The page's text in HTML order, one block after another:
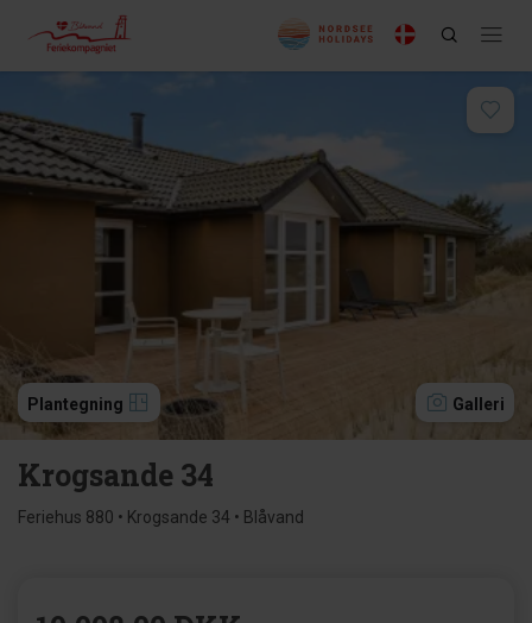
Plantegning Galleri
Krogsande 34
Feriehus 880 • Krogsande 34 • Blåvand